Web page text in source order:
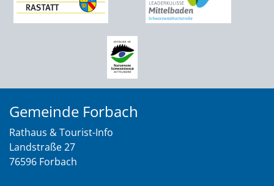
Gemeinde Forbach
Rathaus & Tourist-Info
Landstraße 27
76596 Forbach